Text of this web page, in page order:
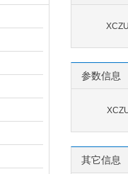
参数信息
其它信息